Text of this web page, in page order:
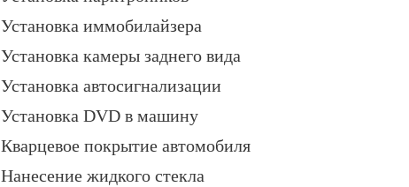
Установка иммобилайзера
Установка камеры заднего вида
Установка автосигнализации
Установка DVD в машину
Кварцевое покрытие автомобиля
Нанесение жидкого стекла